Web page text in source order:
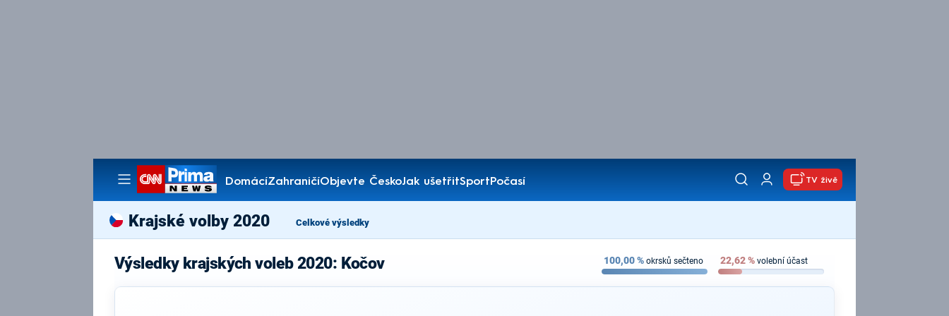
DomácíZahraničíObjevte ČeskoJak ušetřitSportPočasí
Pořady
TV živě
Krajské volby 2020 Celkové výsledky
Výsledky krajských voleb 2020: Kočov 100,00% okrsků sečteno 22,62% volební účast